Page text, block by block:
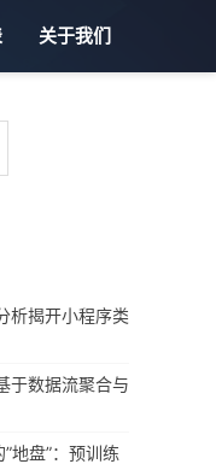
关于我们
析揭开小程序类
于数据流聚合与
地盘”：预训练